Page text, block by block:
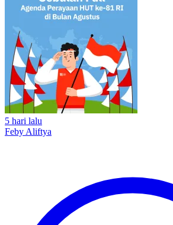
5 hari lalu
Feby Aliftya